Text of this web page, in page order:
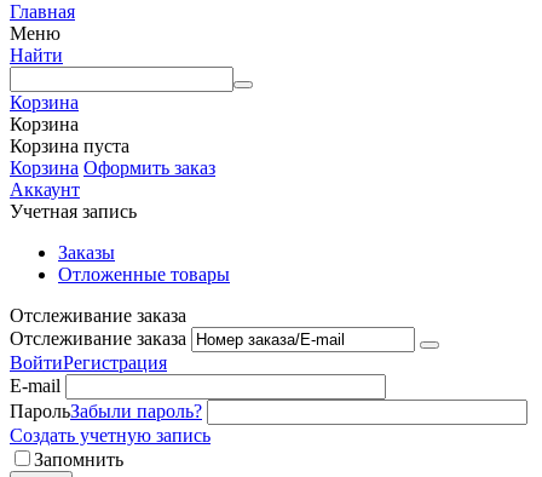
Главная
Меню
Найти
Корзина
Корзина
Корзина пуста
Корзина Оформить заказ
Аккаунт
Учетная запись
Заказы
Отложенные товары
Отслеживание заказа
Отслеживание заказа
ВойтиРегистрация
E-mail
ПарольЗабыли пароль?
Создать учетную запись
Запомнить